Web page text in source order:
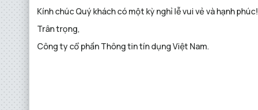
Kính chúc Quý khách có một kỳ nghỉ lễ vui vẻ và hạnh phúc!
Trân trọng,
Công ty cổ phần Thông tin tín dụng Việt Nam.